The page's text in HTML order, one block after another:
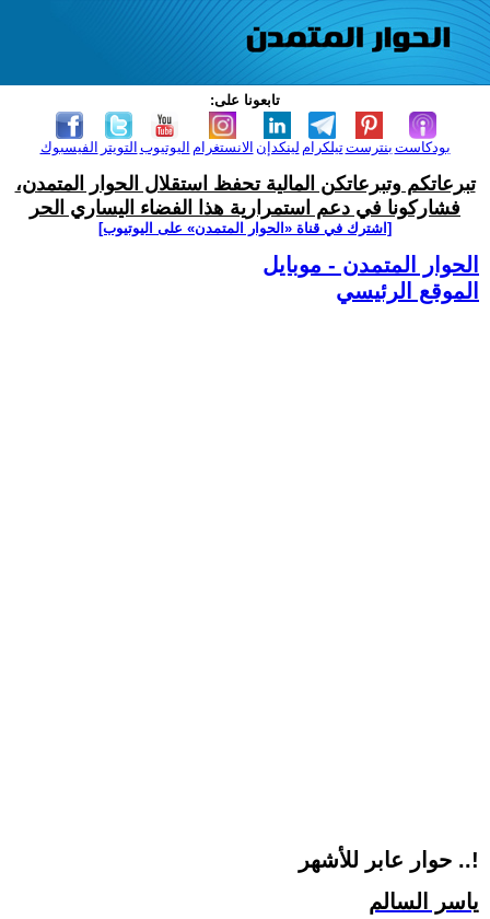
تابعونا على:
الفيسبوك التويتر اليوتيوب الانستغرام لينكدإن تيلكرامبنترست بودكاست
تبرعاتكم وتبرعاتكن المالية تحفظ استقلال الحوار المتمدن،
فشاركونا في دعم استمرارية هذا الفضاء اليساري الحر
[اشترك في قناة ‫«الحوار المتمدن» على اليوتيوب]
الحوار المتمدن - موبايل
الموقع الرئيسي
حوار عابر للأشهر ..!
ياسر السالم